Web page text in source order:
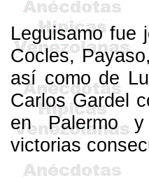
Leguisamofue
Cocles,
así como de
Carlos Gardel
en Palermo
victorias